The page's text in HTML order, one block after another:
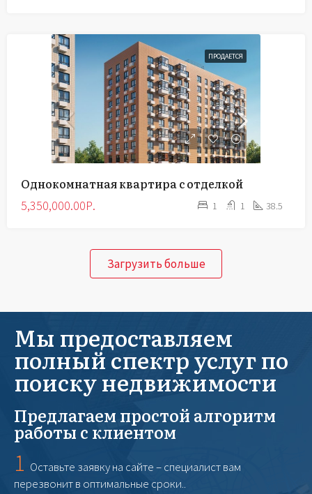
ПРОДАЕТСЯ
Однокомнатная квартира с отделкой
5,350,000.00Р. 1 1 38.5
Загрузить больше
Мы предоставляем
полный спектр услуг по
поиску недвижимости
Предлагаем простой алгоритм
работы с клиентом
1 Оставьте заявку на сайте – специалист вам
перезвонит в оптимальные сроки..